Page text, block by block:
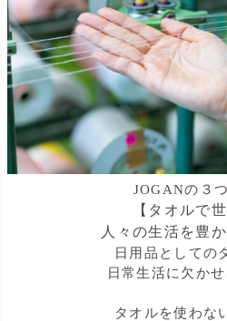
JOGANの３
【タオルで
人々の生活を豊
日用品としての
日常生活に欠かせ
タオルを使わな